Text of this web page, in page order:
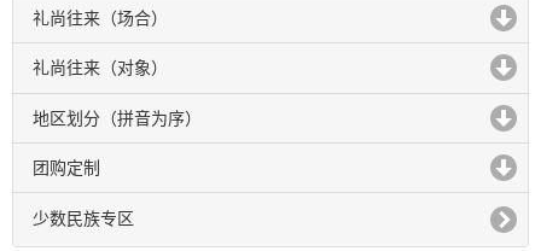
礼尚往来（场合）
click to expand contents
礼尚往来（对象）
click to expand contents
地区划分（拼音为序）
click to expand contents
团购定制
click to expand contents
少数民族专区